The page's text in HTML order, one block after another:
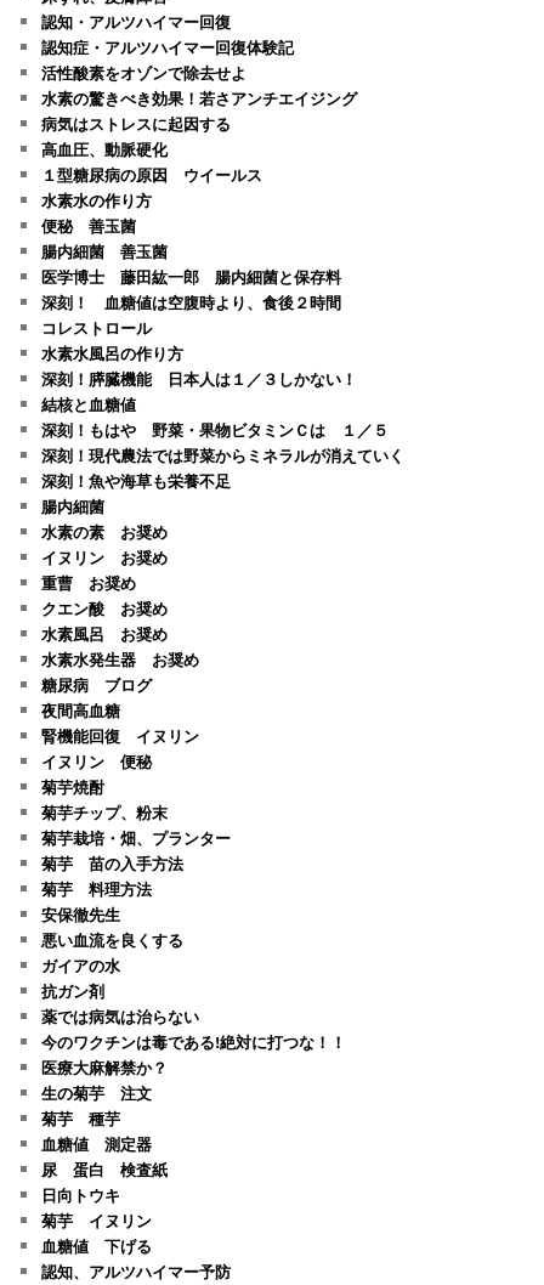
認知・アルツハイマー回復
認知症・アルツハイマー回復体験記
活性酸素をオゾンで除去せよ
水素の驚きべき効果！若さアンチエイジング
病気はストレスに起因する
高血圧、動脈硬化
１型糖尿病の原因 ウイールス
水素水の作り方
便秘 善玉菌
腸内細菌 善玉菌
医学博士 藤田紘一郎 腸内細菌と保存料
深刻！ 血糖値は空腹時より、食後２時間
コレストロール
水素水風呂の作り方
深刻！膵臓機能 日本人は１／３しかない！
結核と血糖値
深刻！もはや 野菜・果物ビタミンＣは １／５
深刻！現代農法では野菜からミネラルが消えていく
深刻！魚や海草も栄養不足
腸内細菌
水素の素 お奨め
イヌリン お奨め
重曹 お奨め
クエン酸 お奨め
水素風呂 お奨め
水素水発生器 お奨め
糖尿病 ブログ
夜間高血糖
腎機能回復 イヌリン
イヌリン 便秘
菊芋焼酎
菊芋チップ、粉末
菊芋栽培・畑、プランター
菊芋 苗の入手方法
菊芋 料理方法
安保徹先生
悪い血流を良くする
ガイアの水
抗ガン剤
薬では病気は治らない
今のワクチンは毒である!絶対に打つな！！
医療大麻解禁か？
生の菊芋 注文
菊芋 種芋
血糖値 測定器
尿 蛋白 検査紙
日向トウキ
菊芋 イヌリン
血糖値 下げる
認知、アルツハイマー予防